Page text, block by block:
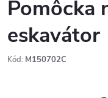
Pomôcka
eskavátor
Kód: M150702C